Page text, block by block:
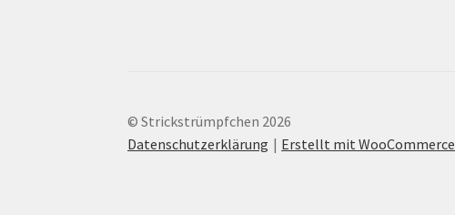
© Strickstrümpfchen 2026
Datenschutzerklärung
Erstellt mit WooCommerce